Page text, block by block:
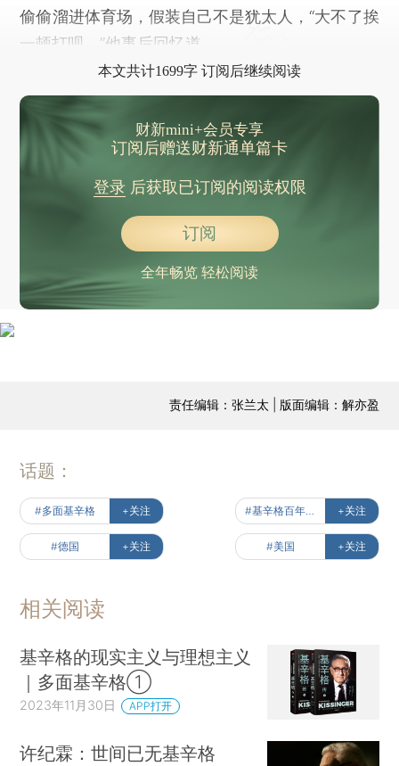
偷偷溜进体育场，假装自己不是犹太人，“大不了挨
一顿打呗。”他事后回忆道。
本文共计1699字 订阅后继续阅读
财新mini+会员专享
订阅后赠送财新通单篇卡
登录后获取已订阅的阅读权限
订阅
全年畅览 轻松阅读
责任编辑：张兰太 | 版面编辑：解亦盈
话题：
#多面基辛格 +关注 #基辛格百年风云 +关注
#德国 +关注 #美国 +关注
相关阅读
基辛格的现实主义与理想主义
｜多面基辛格①
2023年11月30日 APP打开
许纪霖：世间已无基辛格